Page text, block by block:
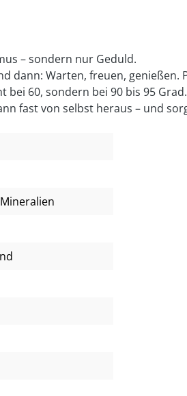
– sondern nur Geduld.
dann: Warten, freuen,
60, sondern bei 90 bis 95
fast von selbst heraus – und